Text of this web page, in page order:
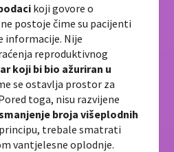
koji govore o
postoje čime su pacijenti
informacije. Nije
reproduktivnog
koji bi bio ažuriran u
se ostavlja prostor za
toga, nisu razvijene
broja višeplodnih
trebale smatrati
vantjelesne oplodnje.